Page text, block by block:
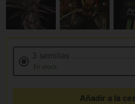
3 semillas
En stock
Añadir a la